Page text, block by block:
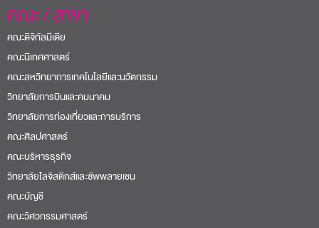
คณะ / สาขา
คณะดิจิทัลมีเดีย
คณะนิเทศศาสตร์
คณะสหวิทยาการเทคโนโลยีและนวัตกรรม
วิทยาลัยการบินและคมนาคม
วิทยาลัยการท่องเที่ยวและการบริการ
คณะศิลปศาสตร์
คณะบริหารธุรกิจ
วิทยาลัยโลจิสติกส์และซัพพลายเชน
คณะบัญชี
คณะวิศวกรรมศาสตร์